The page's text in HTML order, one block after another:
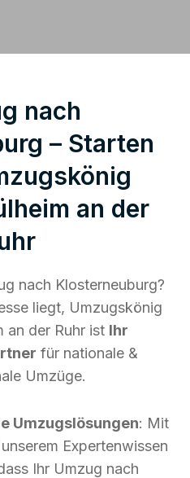
nach
– Starten
an der
nach Klosterneuburg?
liegt, Umzugskönig
an der Ruhr ist Ihr
für nationale &
Umzüge.
Umzugslösungen: Mit
Expertenwissen
Ihr Umzug nach